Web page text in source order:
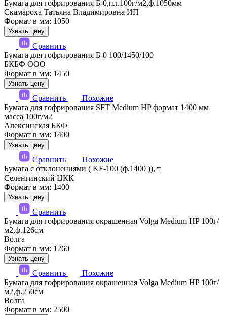
Бумага для гофрирования Б-0,пл.100г/м2,ф.1050мм
Скамароха Татьяна Владимировна ИП
Формат в мм: 1050
Узнать цену
Сравнить
Бумага для гофрирования Б-0 100/1450/100
БКБФ ООО
Формат в мм: 1450
Узнать цену
Сравнить
Похожие
Бумага для гофрирования SFT Medium HP формат 1400 мм
масса 100г/м2
Алексинская БКФ
Формат в мм: 1400
Узнать цену
Сравнить
Похожие
Бумага с отклонениями ( KF-100 (ф.1400 )), т
Селенгинский ЦКК
Формат в мм: 1400
Узнать цену
Сравнить
Бумага для гофрирования окрашенная Volga Medium HP 100г/
м2,ф.126см
Волга
Формат в мм: 1260
Узнать цену
Сравнить
Похожие
Бумага для гофрирования окрашенная Volga Medium HP 100г/
м2,ф.250см
Волга
Формат в мм: 2500